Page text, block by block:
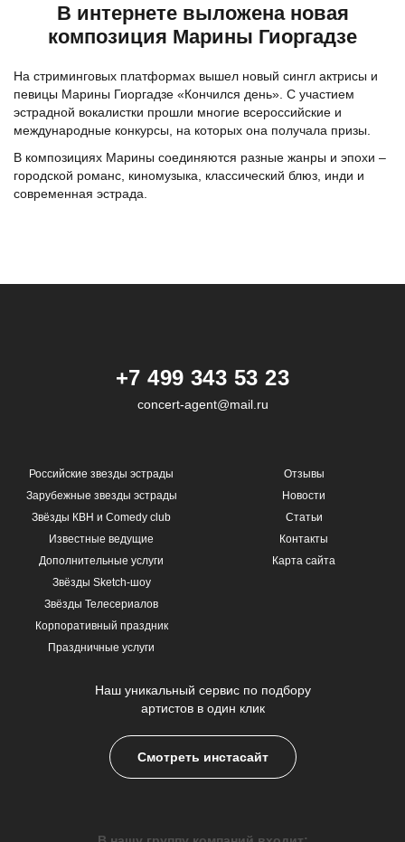
В интернете выложена новая
композиция Марины Гиоргадзе
На стриминговых платформах вышел новый сингл актрисы и
певицы Марины Гиоргадзе «Кончился день». С участием
эстрадной вокалистки прошли многие всероссийские и
международные конкурсы, на которых она получала призы.
В композициях Марины соединяются разные жанры и эпохи –
городской романс, киномузыка, классический блюз, инди и
современная эстрада.
+7 499 343 53 23
concert-agent@mail.ru
Российские звезды эстрады
Зарубежные звезды эстрады
Звёзды КВН и Comedy club
Известные ведущие
Дополнительные услуги
Звёзды Sketch-шоу
Звёзды Телесериалов
Корпоративный праздник
Праздничные услуги
Отзывы
Новости
Статьи
Контакты
Карта сайта
Наш уникальный сервис по подбору
артистов в один клик
Смотреть инстасайт